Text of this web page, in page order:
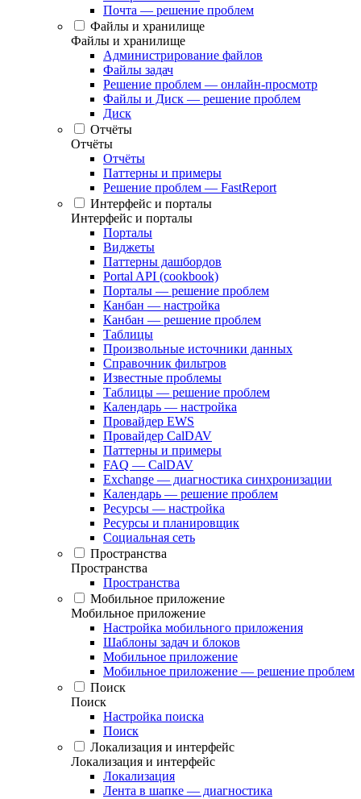
Почта — решение проблем
Файлы и хранилище
Файлы и хранилище
Администрирование файлов
Файлы задач
Решение проблем — онлайн-просмотр
Файлы и Диск — решение проблем
Диск
Отчёты
Отчёты
Отчёты
Паттерны и примеры
Решение проблем — FastReport
Интерфейс и порталы
Интерфейс и порталы
Порталы
Виджеты
Паттерны дашбордов
Portal API (cookbook)
Порталы — решение проблем
Канбан — настройка
Канбан — решение проблем
Таблицы
Произвольные источники данных
Справочник фильтров
Известные проблемы
Таблицы — решение проблем
Календарь — настройка
Провайдер EWS
Провайдер CalDAV
Паттерны и примеры
FAQ — CalDAV
Exchange — диагностика синхронизации
Календарь — решение проблем
Ресурсы — настройка
Ресурсы и планировщик
Социальная сеть
Пространства
Пространства
Пространства
Мобильное приложение
Мобильное приложение
Настройка мобильного приложения
Шаблоны задач и блоков
Мобильное приложение
Мобильное приложение — решение проблем
Поиск
Поиск
Настройка поиска
Поиск
Локализация и интерфейс
Локализация и интерфейс
Локализация
Лента в шапке — диагностика